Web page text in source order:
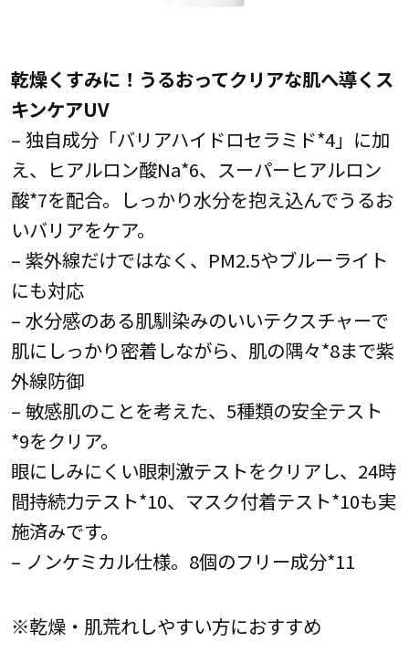
乾燥くすみに！うるおってクリアな肌へ導くス
キンケアUV
– 独自成分「バリアハイドロセラミド*4」に加
え、ヒアルロン酸Na*6、スーパーヒアルロン
酸*7を配合。しっかり水分を抱え込んでうるお
いバリアをケア。
– 紫外線だけではなく、PM2.5やブルーライト
にも対応
– 水分感のある肌馴染みのいいテクスチャーで
肌にしっかり密着しながら、肌の隅々*8まで紫
外線防御
– 敏感肌のことを考えた、5種類の安全テスト
*9をクリア。
眼にしみにくい眼刺激テストをクリアし、24時
間持続力テスト*10、マスク付着テスト*10も実
施済みです。
– ノンケミカル仕様。8個のフリー成分*11
※乾燥・肌荒れしやすい方におすすめ